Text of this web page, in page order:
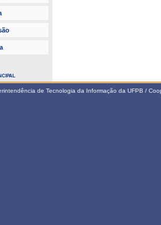
de Tecnologia da Informação da UFPB /